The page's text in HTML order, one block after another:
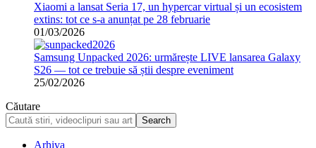
Xiaomi a lansat Seria 17, un hypercar virtual și un ecosistem
extins: tot ce s-a anunțat pe 28 februarie
01/03/2026
Samsung Unpacked 2026: urmărește LIVE lansarea Galaxy
S26 — tot ce trebuie să știi despre eveniment
25/02/2026
Căutare
Arhiva